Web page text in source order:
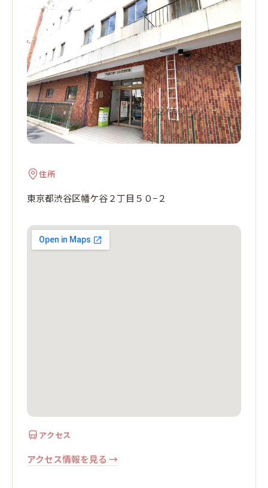
住所
東京都渋谷区幡ケ谷２丁目５０−２
アクセス
アクセス情報を見る →